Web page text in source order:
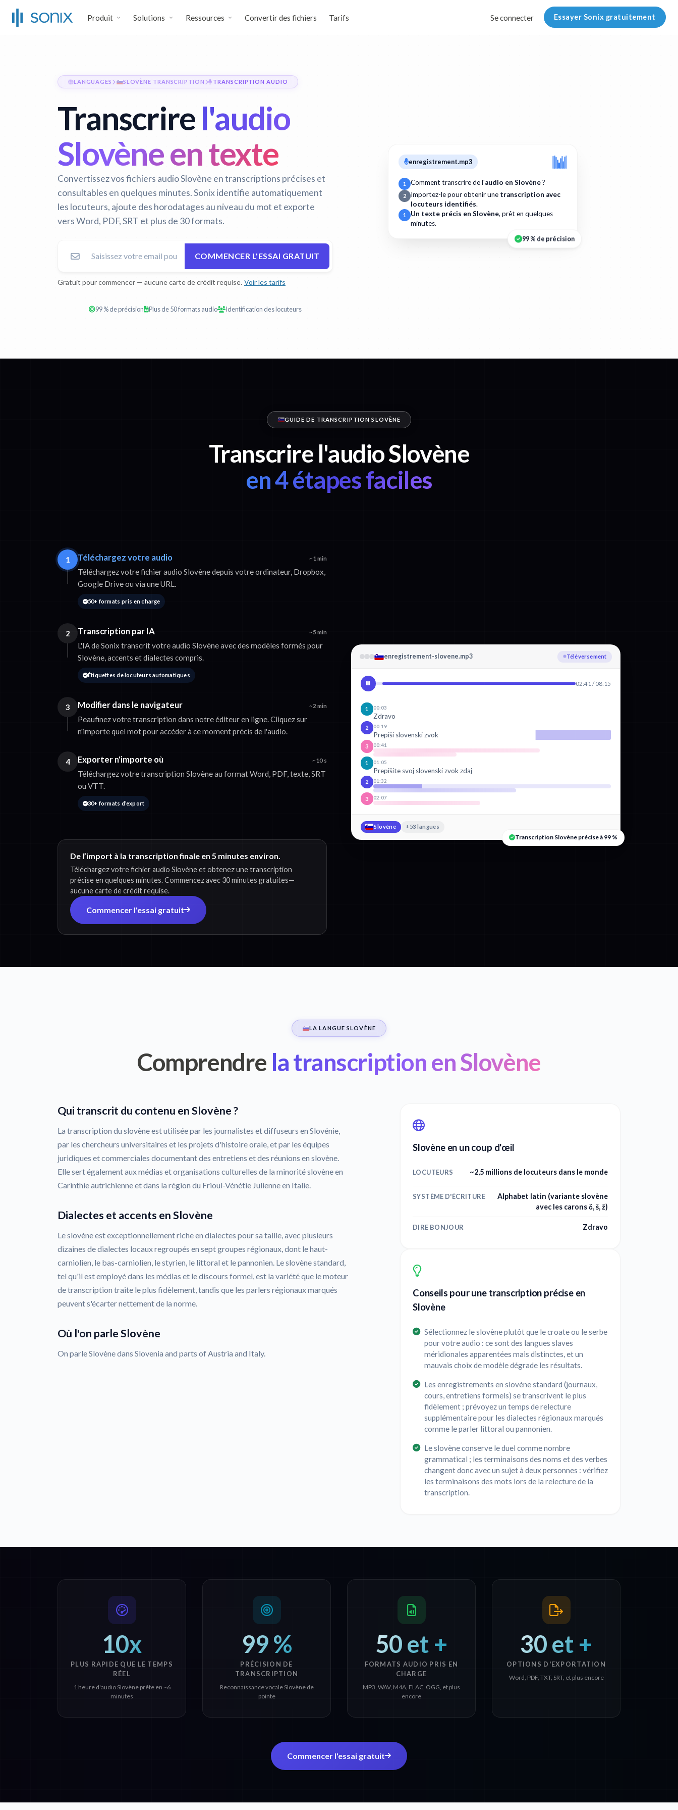
Produit Solutions Ressources Convertir des fichiers Tarifs Se connecter Essayer Sonix gratuitement
LANGUAGES SLOVÈNE TRANSCRIPTION TRANSCRIPTION AUDIO
Transcrirel'audio
Slovène en texte
Convertissez vos fichiers audio Slovène en transcriptions précises et
consultables en quelques minutes. Sonix identifie automatiquement
les locuteurs, ajoute des horodatages au niveau du mot et exporte
vers Word, PDF, SRT et plus de 30 formats.
COMMENCER L'ESSAI GRATUIT
Gratuit pour commencer — aucune carte de crédit requise. Voir les tarifs
99 % de précision Plus de 50 formats audio Identification des locuteurs
enregistrement.mp3
1 Comment transcrire de l'audio en Slovène?
2 Importez-le pour obtenir une transcription avec
locuteurs identifiés.
1 Un texte précis en Slovène, prêt en quelques
minutes.
99 % de précision
GUIDE DE TRANSCRIPTION SLOVÈNE
Transcrire l'audio Slovène
en 4 étapes faciles
1 Téléchargez votre audio ~1 min
Téléchargez votre fichier audio Slovène depuis votre ordinateur, Dropbox,
Google Drive ou via une URL.
50+ formats pris en charge
2 Transcription par IA ~5 min
L'IA de Sonix transcrit votre audio Slovène avec des modèles formés pour
Slovène, accents et dialectes compris.
Étiquettes de locuteurs automatiques
3 Modifier dans le navigateur ~2 min
Peaufinez votre transcription dans notre éditeur en ligne. Cliquez sur
n'importe quel mot pour accéder à ce moment précis de l'audio.
4 Exporter n'importe où ~10 s
Téléchargez votre transcription Slovène au format Word, PDF, texte, SRT
ou VTT.
30+ formats d’export
De l’import à la transcription finale en 5 minutes environ.
Téléchargez votre fichier audio Slovène et obtenez une transcription
précise en quelques minutes. Commencez avec 30 minutes gratuites—
aucune carte de crédit requise.
Commencer l'essai gratuit
enregistrement-slovene.mp3 Transcription : Slovène
02:41 / 08:15
1 00:03
Zdravo
2 00:19
Prepiši slovenski zvok
3 00:41
1 01:05
Prepišite svoj slovenski zvok zdaj
2 01:32
3 02:07
Slovène +53 langues
Transcription Slovène précise à 99 %
LA LANGUE SLOVÈNE
Comprendre la transcription en Slovène
Qui transcrit du contenu en Slovène ?
La transcription du slovène est utilisée par les journalistes et diffuseurs en Slovénie,
par les chercheurs universitaires et les projets d'histoire orale, et par les équipes
juridiques et commerciales documentant des entretiens et des réunions en slovène.
Elle sert également aux médias et organisations culturelles de la minorité slovène en
Carinthie autrichienne et dans la région du Frioul-Vénétie Julienne en Italie.
Dialectes et accents en Slovène
Le slovène est exceptionnellement riche en dialectes pour sa taille, avec plusieurs
dizaines de dialectes locaux regroupés en sept groupes régionaux, dont le haut-
carniolien, le bas-carniolien, le styrien, le littoral et le pannonien. Le slovène standard,
tel qu'il est employé dans les médias et le discours formel, est la variété que le moteur
de transcription traite le plus fidèlement, tandis que les parlers régionaux marqués
peuvent s'écarter nettement de la norme.
Où l'on parle Slovène
On parle Slovène dans Slovenia and parts of Austria and Italy.
Slovène en un coup d'œil
LOCUTEURS ~2,5 millions de locuteurs dans le monde
SYSTÈME D'ÉCRITURE
Alphabet latin (variante slovène
avec les carons č, š, ž)
DIRE BONJOUR Zdravo
Conseils pour une transcription précise en
Slovène
Sélectionnez le slovène plutôt que le croate ou le serbe
pour votre audio : ce sont des langues slaves
méridionales apparentées mais distinctes, et un
mauvais choix de modèle dégrade les résultats.
Les enregistrements en slovène standard (journaux,
cours, entretiens formels) se transcrivent le plus
fidèlement ; prévoyez un temps de relecture
supplémentaire pour les dialectes régionaux marqués
comme le parler littoral ou pannonien.
Le slovène conserve le duel comme nombre
grammatical ; les terminaisons des noms et des verbes
changent donc avec un sujet à deux personnes : vérifiez
les terminaisons des mots lors de la relecture de la
transcription.
10x
PLUS RAPIDE QUE LE TEMPS
RÉEL
1 heure d'audio Slovène prête en ~6
minutes
99 %
PRÉCISION DE
TRANSCRIPTION
Reconnaissance vocale Slovène de
pointe
50 et +
FORMATS AUDIO PRIS EN
CHARGE
MP3, WAV, M4A, FLAC, OGG, et plus
encore
30 et +
OPTIONS D'EXPORTATION
Word, PDF, TXT, SRT, et plus encore
Commencer l'essai gratuit